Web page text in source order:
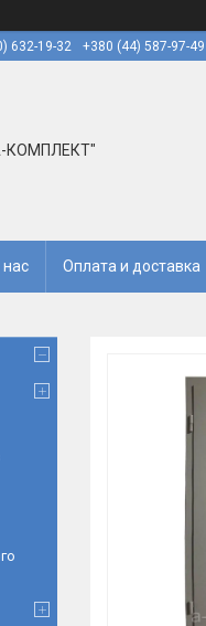
632-19-32 +380 (44) 587-97-49
КОМПЛЕКТ"
Оплата и доставка